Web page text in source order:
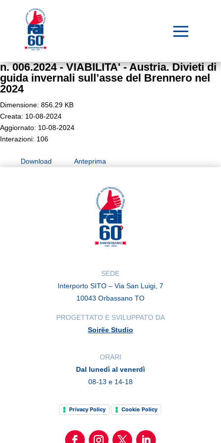
a
n. 006.2024 - VIABILITA' - Austria. Divieti di
guida invernali sull’asse del Brennero nel
2024
Dimensione: 856.29 KB
Creata: 10-08-2024
Aggiornato: 10-08-2024
Interazioni: 106
Download Anteprima
SEDE
Interporto SITO – Via San Luigi, 7
10043 Orbassano TO
PROGETTATO E SVILUPPATO DA
Soirëe Studio
ORARI
Dal lunedì al venerdì
08-13 e 14-18
Privacy Policy Cookie Policy